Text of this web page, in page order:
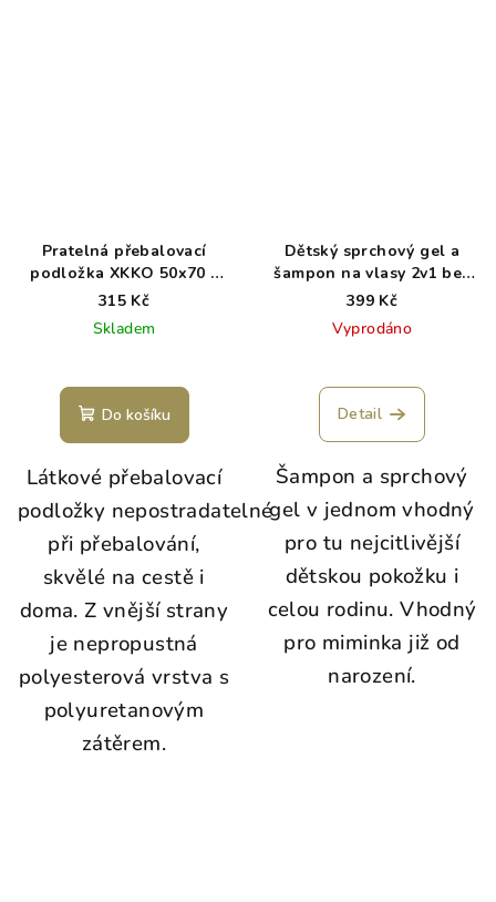
Pratelná přebalovací
podložka XKKO 50x70 -
Mesa Rose
315 Kč
Skladem
Do košíku
Látkové přebalovací
podložky nepostradatelné
při přebalování,
skvělé na cestě i
doma. Z vnější strany
je nepropustná
polyesterová vrstva s
polyuretanovým
zátěrem.
Dětský sprchový gel a
šampon na vlasy 2v1 bez
parfemace WoodenSpoon
300 ml
399 Kč
Vyprodáno
Detail
Šampon a sprchový
gel v jednom vhodný
pro tu nejcitlivější
dětskou pokožku i
celou rodinu. Vhodný
pro miminka již od
narození.